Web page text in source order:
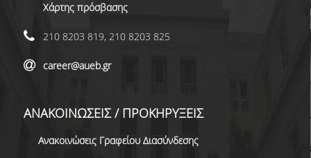
Χάρτης πρόσβασης
210 8203 819, 210 8203 825
career@aueb.gr
ΑΝΑΚΟΙΝΩΣΕΙΣ / ΠΡΟΚΗΡΥΞΕΙΣ
Ανακοινώσεις Γραφείου Διασύνδεσης